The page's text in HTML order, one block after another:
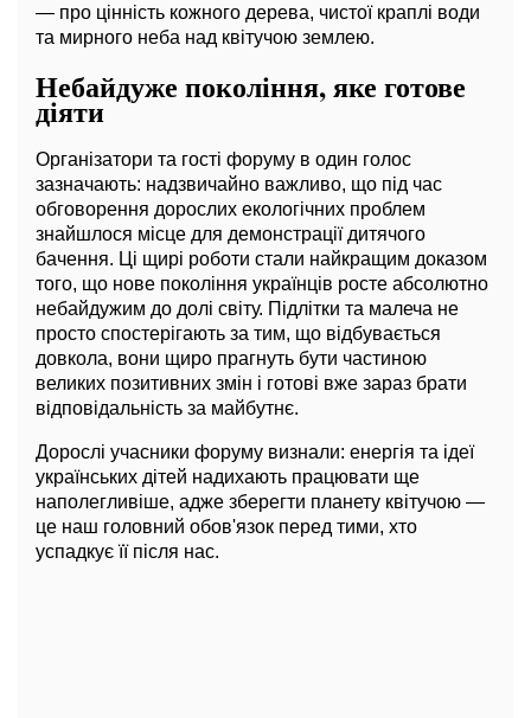
— про цінність кожного дерева, чистої краплі води
та мирного неба над квітучою землею.
Небайдуже покоління, яке готове
діяти
Організатори та гості форуму в один голос
зазначають: надзвичайно важливо, що під час
обговорення дорослих екологічних проблем
знайшлося місце для демонстрації дитячого
бачення. Ці щирі роботи стали найкращим доказом
того, що нове покоління українців росте абсолютно
небайдужим до долі світу. Підлітки та малеча не
просто спостерігають за тим, що відбувається
довкола, вони щиро прагнуть бути частиною
великих позитивних змін і готові вже зараз брати
відповідальність за майбутнє.
Дорослі учасники форуму визнали: енергія та ідеї
українських дітей надихають працювати ще
наполегливіше, адже зберегти планету квітучою —
це наш головний обов'язок перед тими, хто
успадкує її після нас.